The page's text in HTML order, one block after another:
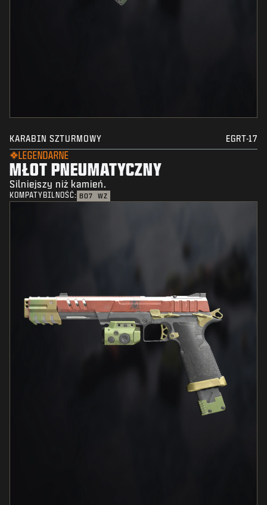
KARABIN SZTURMOWY EGRT-17
LEGENDARNE
MŁOT PNEUMATYCZNY
Silniejszy niż kamień.
KOMPATYBILNOŚĆ: BO7 WZ